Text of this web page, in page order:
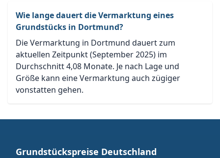
Wie lange dauert die Vermarktung eines
Grundstücks in Dortmund?
Die Vermarktung in Dortmund dauert zum
aktuellen Zeitpunkt (September 2025) im
Durchschnitt 4,08 Monate. Je nach Lage und
Größe kann eine Vermarktung auch zügiger
vonstatten gehen.
Grundstückspreise Deutschland